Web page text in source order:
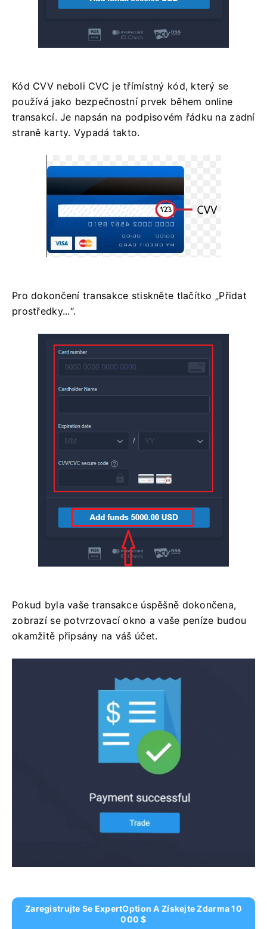
Kód CVV neboli CVC je třímístný kód, který se
používá jako bezpečnostní prvek během online
transakcí. Je napsán na podpisovém řádku na zadní
straně karty. Vypadá takto.
Pro dokončení transakce stiskněte tlačítko „Přidat
prostředky...“.
Pokud byla vaše transakce úspěšně dokončena,
zobrazí se potvrzovací okno a vaše peníze budou
okamžitě připsány na váš účet.
Zaregistrujte Se ExpertOption A Získejte Zdarma 10
000 $